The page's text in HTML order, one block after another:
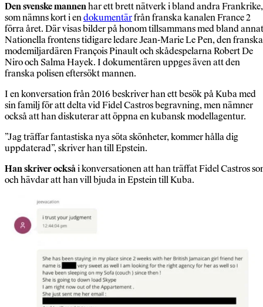
Den svenske mannenhar ett brett nätverk i bland andra Frankrike,
som nämns kort i endokumentärfrån franska kanalen France 2
förra året. Där visas bilder på honom tillsammans med bland annat
Nationella frontens tidigare ledare Jean-Marie Le Pen, den franska
modemiljardären François Pinault och skådespelarna Robert De
Niro och Salma Hayek. I dokumentären uppges även att den
franska polisen eftersökt mannen.
I en konversation från 2016 beskriver han ett besök på Kuba med
sin familj för att delta vid Fidel Castros begravning, men nämner
också att han diskuterar att öppna en kubansk modellagentur.
”Jag träffar fantastiska nya söta skönheter, kommer hålla dig
uppdaterad”, skriver han till Epstein.
Han skriver ocksåi konversationen att han träffat Fidel Castros
och hävdar att han vill bjuda in Epstein till Kuba.